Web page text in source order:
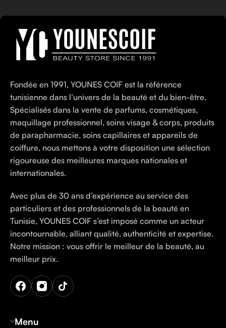
Fondée en 1991, YOUNES COIF est la référence
tunisienne dans l’univers de la beauté et du bien-être.
Spécialisés dans la vente de parfums, cosmétiques,
maquillage professionnel, soins visage & corps, produits
de parapharmacie, soins capillaires et appareils de
coiffure, nous mettons à votre disposition une sélection
rigoureuse des meilleures marques nationales et
internationales.
Avec plus de 30 ans d’expérience au service des
particuliers et des professionnels de la beauté en
Tunisie, YOUNES COIF s’est imposé comme un acteur
incontournable, alliant qualité, authenticité et expertise.
Notre mission : vous offrir le meilleur de la beauté, au
meilleur prix.
Menu